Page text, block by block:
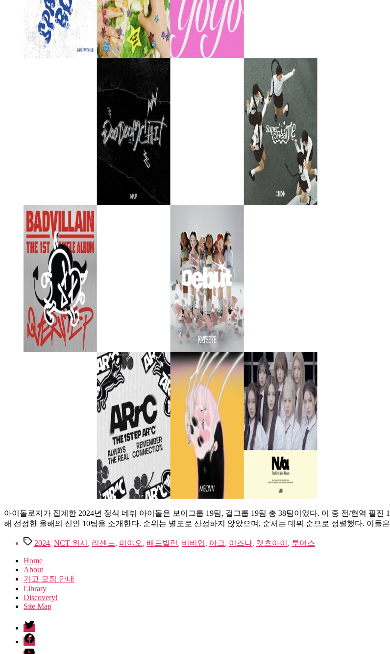
아이돌로지가 집계한 2024년 정식 데뷔 아이돌은 보이그룹 19팀, 걸그룹 19팀 총 38팀이었다. 이 중 전/현역 필
해 선정한 올해의 신인 10팀을 소개한다. 순위는 별도로 산정하지 않았으며, 순서는 데뷔 순으로 정렬했다. 이들
Tags2024, NCT 위시 , 리센느, 미야오, 배드빌런 , 비비업, 아크, 이즈나, 캣츠아이 , 투어스
Home
About
기고 모집 안내
Library
Discovery!
Site Map
twitter
facebook
Youtube